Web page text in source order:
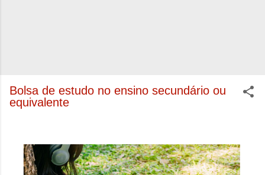
Bolsa de estudo no ensino secundário ou
equivalente